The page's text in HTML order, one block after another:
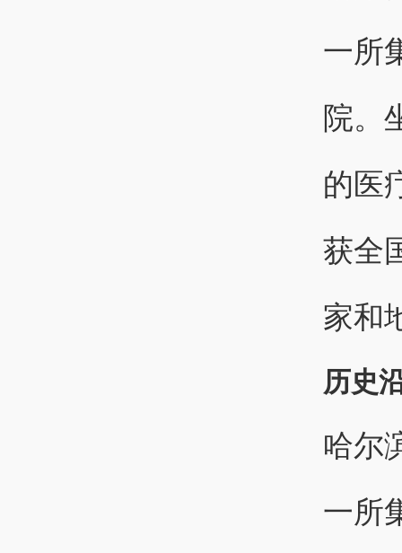
一所
院。
的医
获全
家和
历史
哈尔
一所